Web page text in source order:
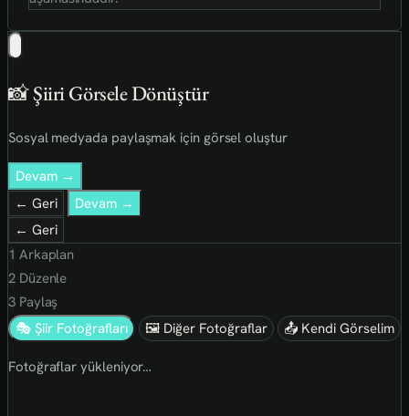
📸 Şiiri Görsele Dönüştür
Sosyal medyada paylaşmak için görsel oluştur
Devam →
← Geri
Devam →
← Geri
1 Arkaplan
2Düzenle
3Paylaş
🎭 Şiir Fotoğrafları
🖼 Diğer Fotoğraflar 📤 Kendi Görselim
Fotoğraflar yükleniyor…